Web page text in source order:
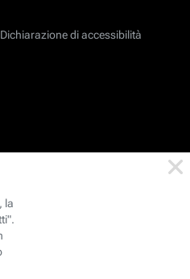
Dichiarazione di accessibilità